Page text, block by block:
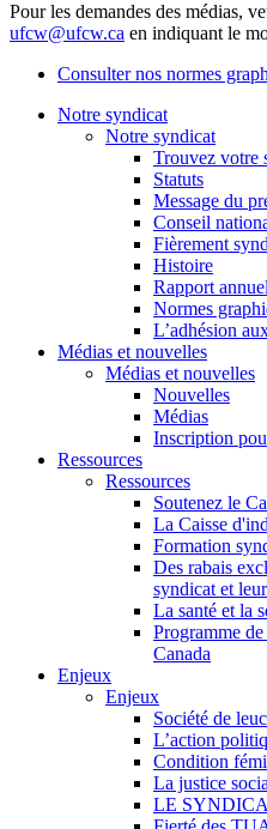
Pour les demandes des médias,
ufcw@ufcw.ca en indiquant le
Consulter nos normes
Notre syndicat
Notre syndicat
Trouvez votre
Statuts
Message du
Conseil
Fièrement
Histoire
Rapport
Normes
L’adhésion
Médias et nouvelles
Médias et nouvelles
Nouvelles
Médias
Inscription
Ressources
Ressources
Soutenez le
La Caisse
Formation
Des rabais
syndicat et
La santé et la
Programme
Canada
Enjeux
Enjeux
Société de
L’action
Condition
La justice
LE